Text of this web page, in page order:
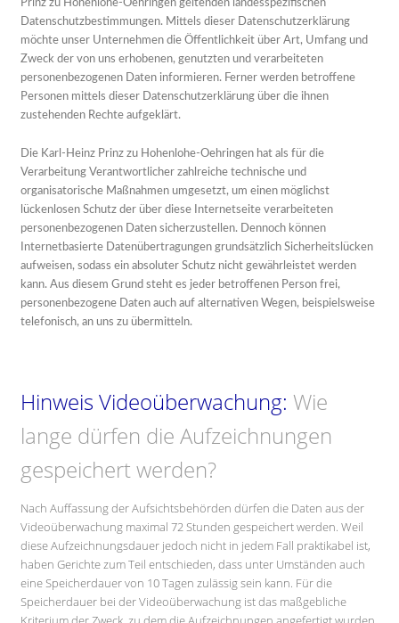
Prinz zu Hohenlohe-Oehringen geltenden landesspezifischen
Datenschutzbestimmungen. Mittels dieser Datenschutzerklärung
möchte unser Unternehmen die Öffentlichkeit über Art, Umfang und
Zweck der von uns erhobenen, genutzten und verarbeiteten
personenbezogenen Daten informieren. Ferner werden betroffene
Personen mittels dieser Datenschutzerklärung über die ihnen
zustehenden Rechte aufgeklärt.
Die Karl-Heinz Prinz zu Hohenlohe-Oehringen hat als für die
Verarbeitung Verantwortlicher zahlreiche technische und
organisatorische Maßnahmen umgesetzt, um einen möglichst
lückenlosen Schutz der über diese Internetseite verarbeiteten
personenbezogenen Daten sicherzustellen. Dennoch können
Internetbasierte Datenübertragungen grundsätzlich Sicherheitslücken
aufweisen, sodass ein absoluter Schutz nicht gewährleistet werden
kann. Aus diesem Grund steht es jeder betroffenen Person frei,
personenbezogene Daten auch auf alternativen Wegen, beispielsweise
telefonisch, an uns zu übermitteln.
Hinweis Videoüberwachung: Wie
lange dürfen die Aufzeichnungen
gespeichert werden?
Nach Auffassung der Aufsichtsbehörden dürfen die Daten aus der
Videoüberwachung maximal 72 Stunden gespeichert werden. Weil
diese Aufzeichnungsdauer jedoch nicht in jedem Fall praktikabel ist,
haben Gerichte zum Teil entschieden, dass unter Umständen auch
eine Speicherdauer von 10 Tagen zulässig sein kann. Für die
Speicherdauer bei der Videoüberwachung ist das maßgebliche